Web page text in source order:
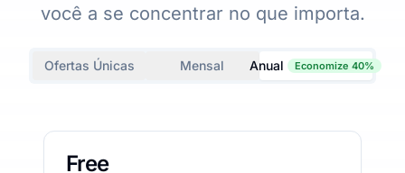
você a se concentrar no que importa.
Ofertas Únicas Mensal Anual Economize 40%
Free